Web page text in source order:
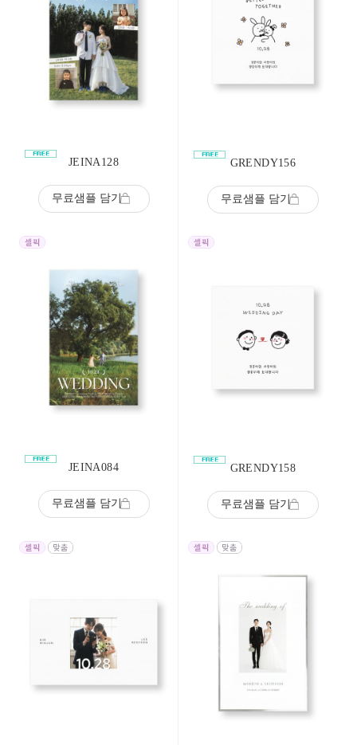
JEINA128
무료샘플 담기
GRENDY156
무료샘플 담기
JEINA084
무료샘플 담기
GRENDY158
무료샘플 담기